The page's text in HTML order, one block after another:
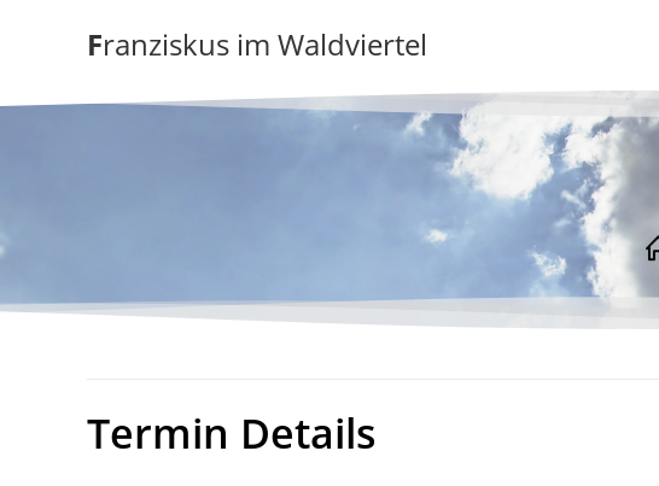
Franziskus im Waldviertel
Termin Details